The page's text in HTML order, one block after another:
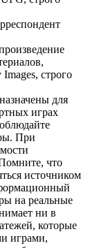
строго
для
играх
При
что
источником
на реальные
ни в
которые
играми,